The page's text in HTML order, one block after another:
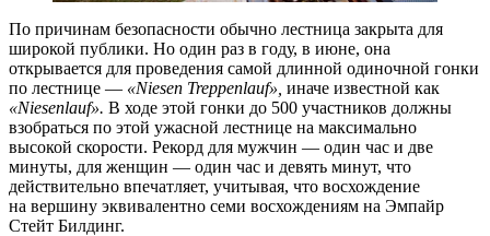
По причинам безопасности обычно лестница закрыта для
широкой публики. Но один раз в году, в июне, она
открывается для проведения самой длинной одиночной гонки
по лестнице — «Niesen Treppenlauf», иначе известной как
«Niesenlauf». В ходе этой гонки до 500 участников должны
взобраться по этой ужасной лестнице на максимально
высокой скорости. Рекорд для мужчин — один час и две
минуты, для женщин — один час и девять минут, что
действительно впечатляет, учитывая, что восхождение
на вершину эквивалентно семи восхождениям на Эмпайр
Стейт Билдинг.